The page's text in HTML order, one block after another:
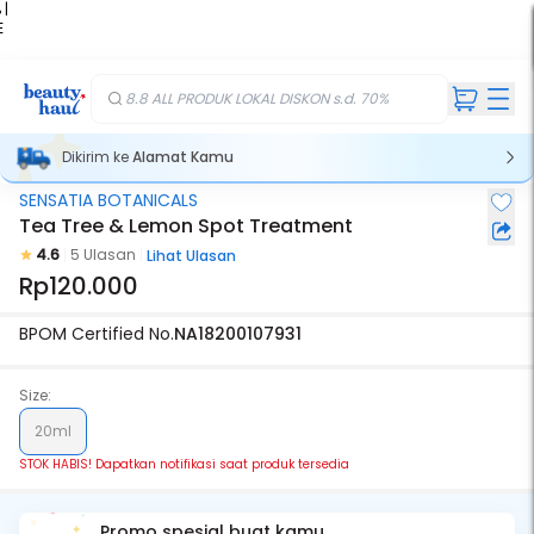
|
8.8 ALL PRODUK LOKAL DISKON s.d. 70%
Dikirim keAlamat Kamu
Stok Habis
SENSATIA BOTANICALS
Tea Tree & Lemon Spot Treatment
4.6 5 Ulasan Lihat Ulasan
Rp120.000
BPOM Certified No.NA18200107931
Size:
20ml
STOK HABIS! Dapatkan notifikasi saat produk tersedia